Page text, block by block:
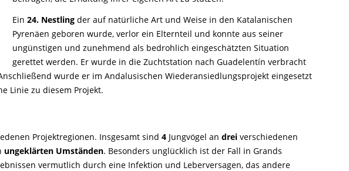
Ein 24. Nestlingder auf natürliche Art und Weise in den Katalanischen
Pyrenäen geboren wurde, verlor ein Elternteil und konnte aus seiner
ungünstigen und zunehmend als bedrohlich eingeschätzten Situation
gerettet werden. Er wurde in die Zuchtstation nach Guadelentín verbracht
wurde er im Andalusischen Wiederansiedlungsprojekt eingesetzt
Linie zu diesem Projekt.
Projektregionen. Insgesamt sind 4 Jungvögel an drei verschiedenen
ungeklärten Umständen. Besonders unglücklich ist der Fall in Grands
vermutlich durch eine Infektion und Leberversagen, das andere